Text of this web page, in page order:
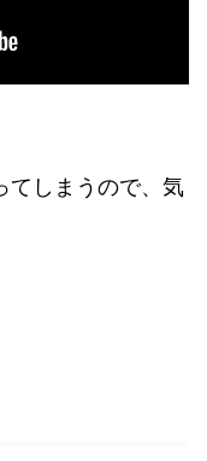
てしまうので、気